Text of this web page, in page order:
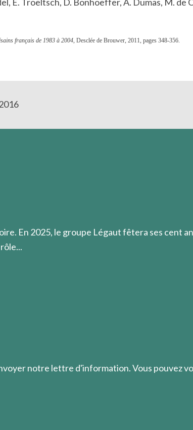
français de 1983 à 2004, Desclée de Brouwer, 2011, pages 348-356.
à ce qu'ils croient!
En 2025, le groupe Légaut fêtera ses cent
notre lettre d'information. Vous pouvez